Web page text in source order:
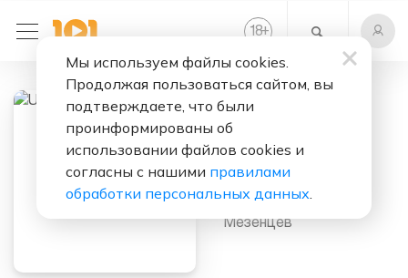
18+
Слушать бесплатно
Исполнитель:
Мезенцев
Мы используем файлы cookies.
Продолжая пользоваться сайтом, вы
подтверждаете, что были
проинформированы об
использовании файлов cookies и
согласны с нашими правилами
обработки персональных данных.